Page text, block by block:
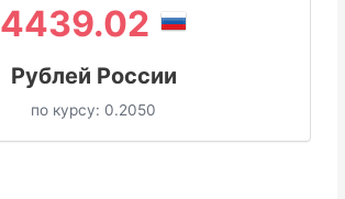
4439.02
Рублей России
по курсу: 0.2050